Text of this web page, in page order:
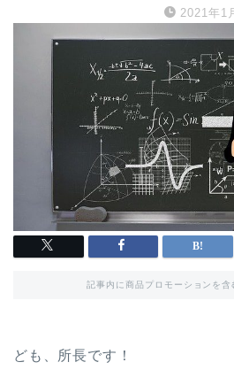
2021年1
記事内に商品プロモーションを含
ども、所長です！